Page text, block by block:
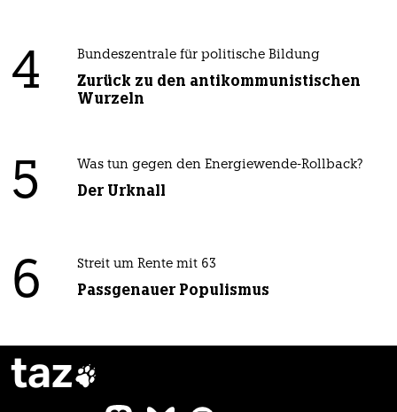
4 Bundeszentrale für politische Bildung
Zurück zu den antikommunistischen
Wurzeln
5 Was tun gegen den Energiewende-Rollback?
Der Urknall
6 Streit um Rente mit 63
Passgenauer Populismus
taz